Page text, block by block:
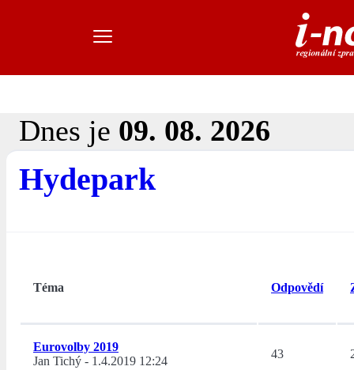
Dnes je 09. 08. 2026
Hydepark
Téma Odpovědí
Eurovolby 2019
Jan Tichý - 1.4.2019 12:24
43